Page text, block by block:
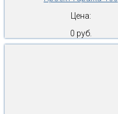
Цена:
0 руб.